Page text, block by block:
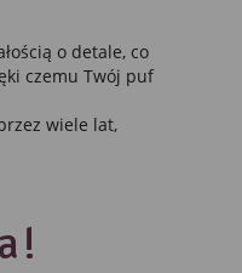
o detale, co
czemu Twój puf
wiele lat,